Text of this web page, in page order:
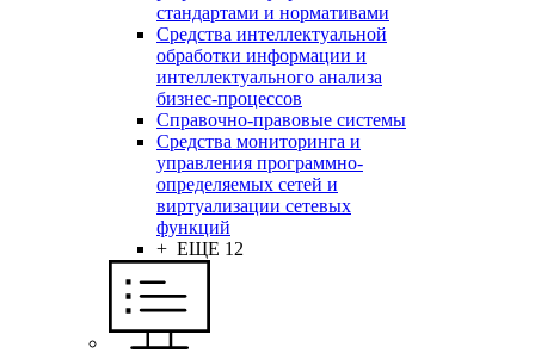
стандартами и нормативами
Средства интеллектуальной
обработки информации и
интеллектуального анализа
бизнес-процессов
Справочно-правовые системы
Средства мониторинга и
управления программно-
определяемых сетей и
виртуализации сетевых
функций
+ ЕЩЕ 12